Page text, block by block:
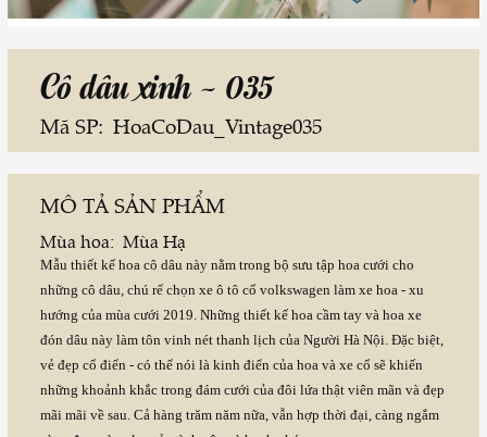
Cô dâu xinh - 035
Mã SP: HoaCoDau_Vintage035
MÔ TẢ SẢN PHẨM
Mùa hoa: Mùa Hạ
Mẫu thiết kế hoa cô dâu này nằm trong bộ sưu tập hoa cưới cho
những cô dâu, chú rể chọn xe ô tô cổ volkswagen làm xe hoa - xu
hướng của mùa cưới 2019. Những thiết kế hoa cầm tay và hoa xe
đón dâu này làm tôn vinh nét thanh lịch của Người Hà Nội. Đặc biệt,
vẻ đẹp cổ điển - có thể nói là kinh điển của hoa và xe cổ sẽ khiến
những khoảnh khắc trong đám cưới của đôi lứa thật viên mãn và đẹp
mãi mãi về sau. Cả hàng trăm năm nữa, vẫn hợp thời đại, càng ngắm